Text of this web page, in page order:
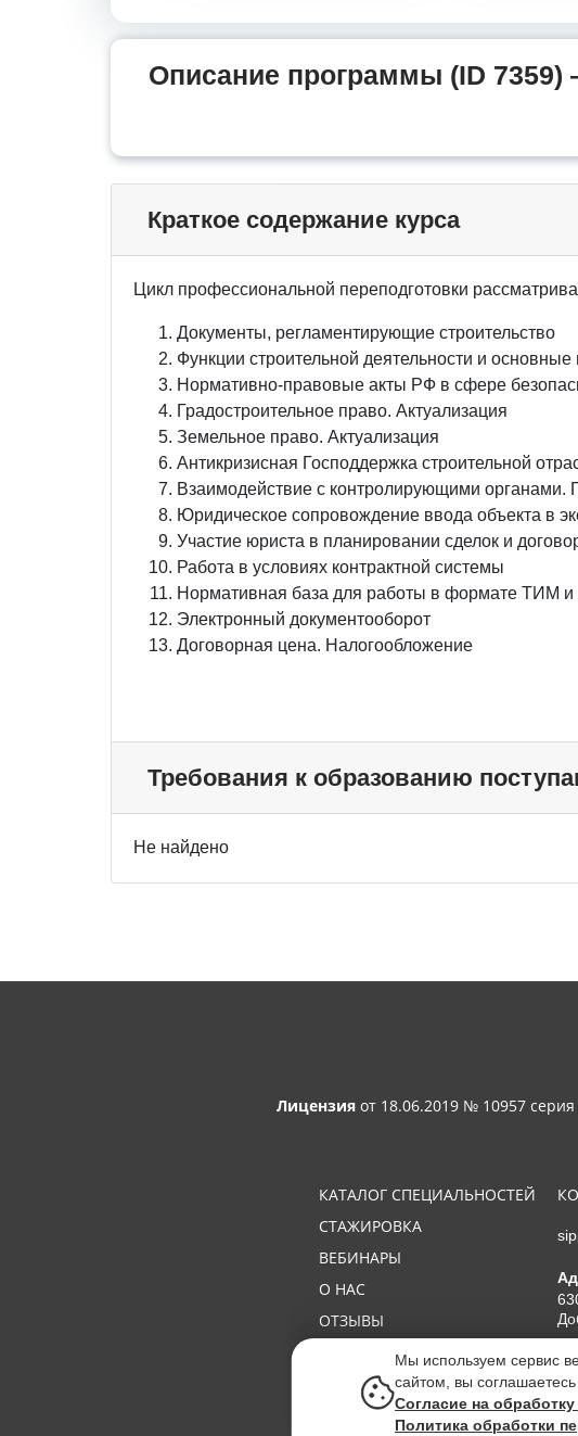
Описание программы (ID
Краткое содержание курса
Цикл профессиональной переподготовки
Документы, регламентирующие строительство
Функции строительной деятельности и основные
Нормативно-правовые акты РФ в сфере
Градостроительное право. Актуализация
Земельное право. Актуализация
Антикризисная Господдержка строительной
Взаимодействие с контролирующими органами.
Юридическое сопровождение ввода объекта в
Участие юриста в планировании сделок и
Работа в условиях контрактной системы
Нормативная база для работы в формате ТИМ
Электронный документооборот
Договорная цена. Налогообложение
Требования к образованию
Не найдено
Мы используем сервис
сайтом, вы
Согласие на
Политика обработки
Лицензия от 18.06.2019 № 10957
КАТАЛОГ СПЕЦИАЛЬНОСТЕЙ
СТАЖИРОВКА
ВЕБИНАРЫ
О НАС
ОТЗЫВЫ
WORLDSKILLS